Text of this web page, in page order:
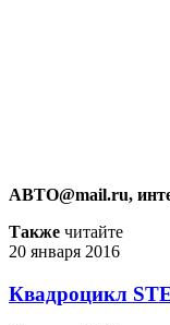
АВТО@mail.ru,
Также читайте
20 января 2016
Квадроцикл